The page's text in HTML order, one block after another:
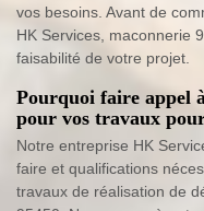
vos besoins. Avant de
HK Services, maconnerie
faisabilité de votre projet.
Pourquoi faire appel
pour vos travaux
Notre entreprise HK
faire et qualifications
travaux de réalisation de